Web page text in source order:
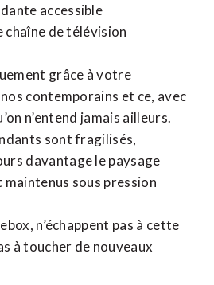
accessible
chaîne de télévision
grâce à votre
contemporains et ce, avec
n’entend jamais ailleurs.
sont fragilisés,
davantage le paysage
sous pression
n’échappent pas à cette
à toucher de nouveaux